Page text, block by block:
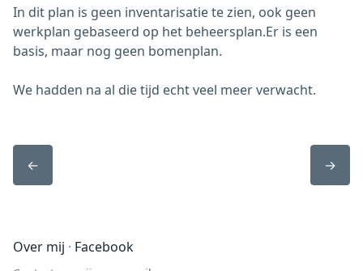
In dit plan is geen inventarisatie te zien, ook geen
werkplan gebaseerd op het beheersplan.Er is een
basis, maar nog geen bomenplan.
We hadden na al die tijd echt veel meer verwacht.
← →
Over mij Facebook